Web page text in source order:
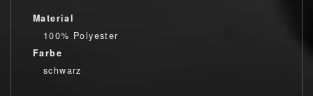
Material
100% Polyester
Farbe
schwarz